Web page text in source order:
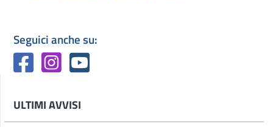
Seguici anche su:
ULTIMI AVVISI